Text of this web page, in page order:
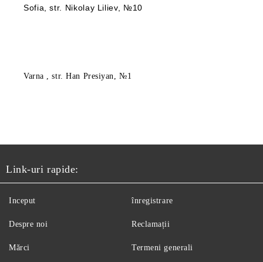
Sofia , str. Nikolay Liliev, №10
Varna , str. Han Presiyan, №1
Link-uri rapide:
Inceput
Despre noi
Mărci
înregistrare
Reclamații
Termeni generali